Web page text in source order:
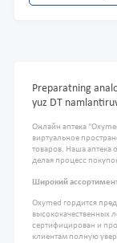
Preparatning
yuz DT
Онлайн аптека
виртуальное
товаров. Наша аптека
делая процесс
Широкий
Oxymed гордится
высококачественных
сертифицирован и
клиентам полную